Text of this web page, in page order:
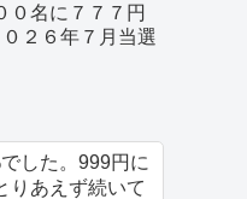
０名に７７７円
２６年７月当選
した。999円に
りあえず続いて